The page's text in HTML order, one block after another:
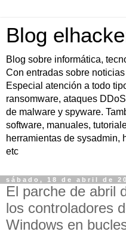
Blog
Blog sobre informática,
Con entradas sobre
Especial atención a todo
ransomware, ataques
de malware y spyware.
software, manuales,
herramientas de sysadmin,
etc
sábado, 18 de abril de
El parche de abril
los controladores
Windows en